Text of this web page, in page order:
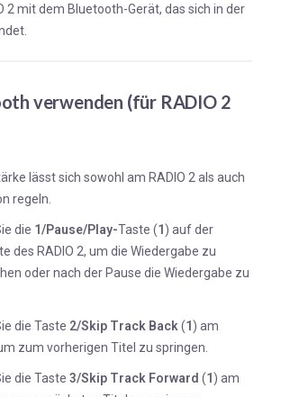
2 mit dem Bluetooth-Gerät, das sich in der
verwenden (für RADIO 2
lässt sich sowohl am RADIO 2 als auch
regeln.
die 1/Pause/Play-Taste (1 ) auf der
des RADIO 2, um die Wiedergabe zu
oder nach der Pause die Wiedergabe zu
die Taste 2/Skip Track Back (1) am
zum vorherigen Titel zu springen.
die Taste 3/Skip Track Forward (1 ) am